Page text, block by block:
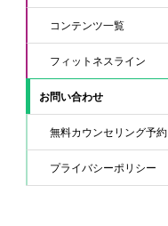
コンテンツ一覧
フィットネスライン
お問い合わせ
無料カウンセリング予約
プライバシーポリシー